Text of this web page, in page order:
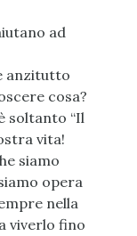
ad
anzitutto
cosa?
soltanto “Il
vita!
siamo
opera
nella
viverlo fino